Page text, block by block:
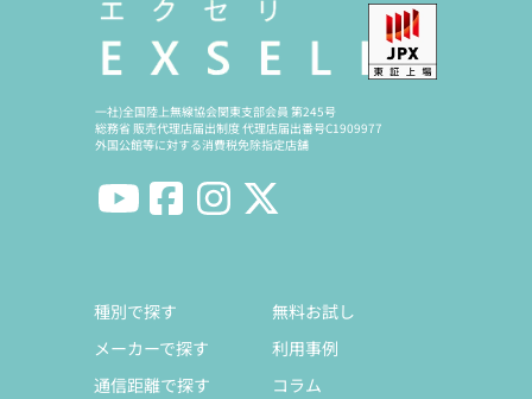
一社)全国陸上無線協会関東支部会員 第245号
総務省 販売代理店届出制度 代理店届出番号C1909977
外国公館等に対する消費税免除指定店舗
種別で探す
メーカーで探す
通信距離で探す
無料お試し
利用事例
コラム